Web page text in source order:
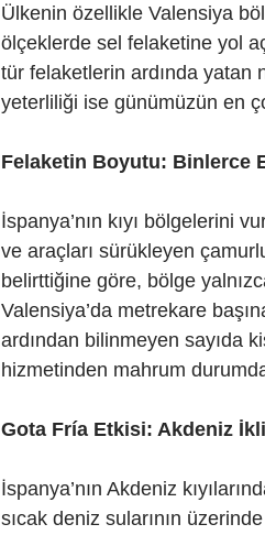
Ülkenin özellikle Valensiya
ölçeklerde sel felaketine yol
tür felaketlerin ardında yatan
yeterliliği ise günümüzün en
Felaketin Boyutu: Binlerce
İspanya’nın kıyı bölgelerini
ve araçları sürükleyen
belirttiğine göre, bölge
Valensiya’da metrekare
ardından bilinmeyen sayıda
hizmetinden mahrum
Gota Fría Etkisi: Akdeniz
İspanya’nın Akdeniz
sıcak deniz sularının